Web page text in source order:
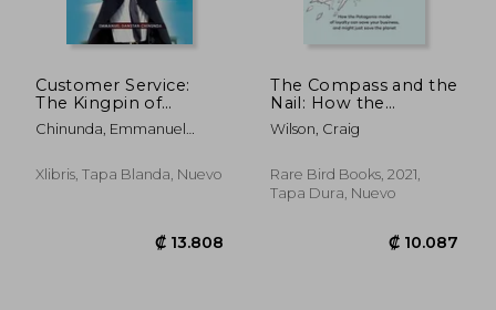
₡ 16.000 ₡
Customer Service:
The Kingpin of
Business Success in
Africa (en Inglés)
Chinunda, Emmanuel
Xlibris, Tapa Blanda, Nuevo
The Compass and the
Nail: How the
Patagonia Model of
Loyalty can Save Your
Just Save the Planet
[Revised Hardcover
Wilson, Craig
Rare Bird Books, 2021,
Tapa Dura, Nuevo